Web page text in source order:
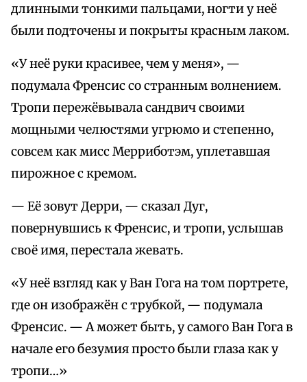
длинными тонкими пальцами, ногти у неё
были подточены и покрыты красным лаком.
«У неё руки красивее, чем у меня», —
подумала Френсис со странным волнением.
Тропи пережёвывала сандвич своими
мощными челюстями угрюмо и степенно,
совсем как мисс Мерриботэм, уплетавшая
пирожное с кремом.
— Её зовут Дерри, — сказал Дуг,
повернувшись к Френсис, и тропи, услышав
своё имя, перестала жевать.
«У неё взгляд как у Ван Гога на том портрете,
где он изображён с трубкой, — подумала
Френсис. — А может быть, у самого Ван Гога в
начале его безумия просто были глаза как у
тропи…»